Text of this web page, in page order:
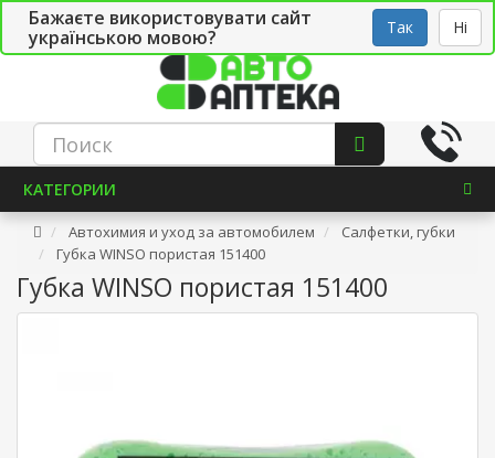
Бажаєте використовувати сайт
українською мовою?
Так Ні
СТО Укр
КАТЕГОРИИ
Автохимия и уход за автомобилем
Салфетки, губки
Губка WINSO пористая 151400
Губка WINSO пористая 151400